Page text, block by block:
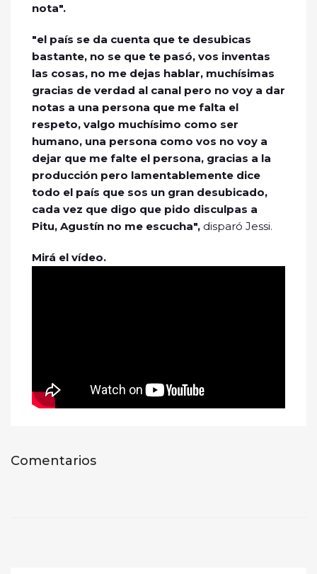
nota".
"el país se da cuenta que te desubicas
bastante, no se que te pasó, vos inventas
las cosas, no me dejas hablar, muchísimas
gracias de verdad al canal pero no voy a dar
notas a una persona que me falta el
respeto, valgo muchísimo como ser
humano, una persona como vos no voy a
dejar que me falte el persona, gracias a la
producción pero lamentablemente dice
todo el país que sos un gran desubicado,
cada vez que digo que pido disculpas a
Pitu, Agustín no me escucha", disparó Jessi.
Mirá el vídeo.
Comentarios